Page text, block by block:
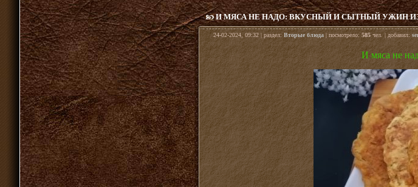
И МЯСА НЕ НАДО: ВКУСНЫЙ И СЫТНЫЙ УЖИН
24-02-2024, 09:32 | раздел:Вторые блюда| посмотрело:585чел. | добавил:
И мяса не